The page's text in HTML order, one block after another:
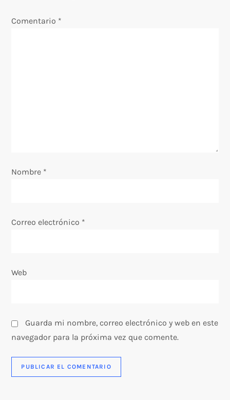
n
r
d
s
Comentario *
Nombre *
Correo electrónico *
Web
Guarda mi nombre, correo electrónico y web en este
navegador para la próxima vez que comente.